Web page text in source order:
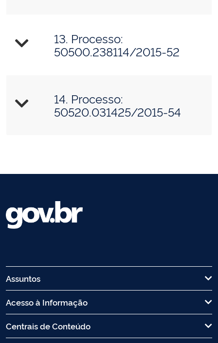
13. Processo:
50500.238114/2015-52
14. Processo:
50520.031425/2015-54
Assuntos
Acesso à Informação
Centrais de Conteúdo